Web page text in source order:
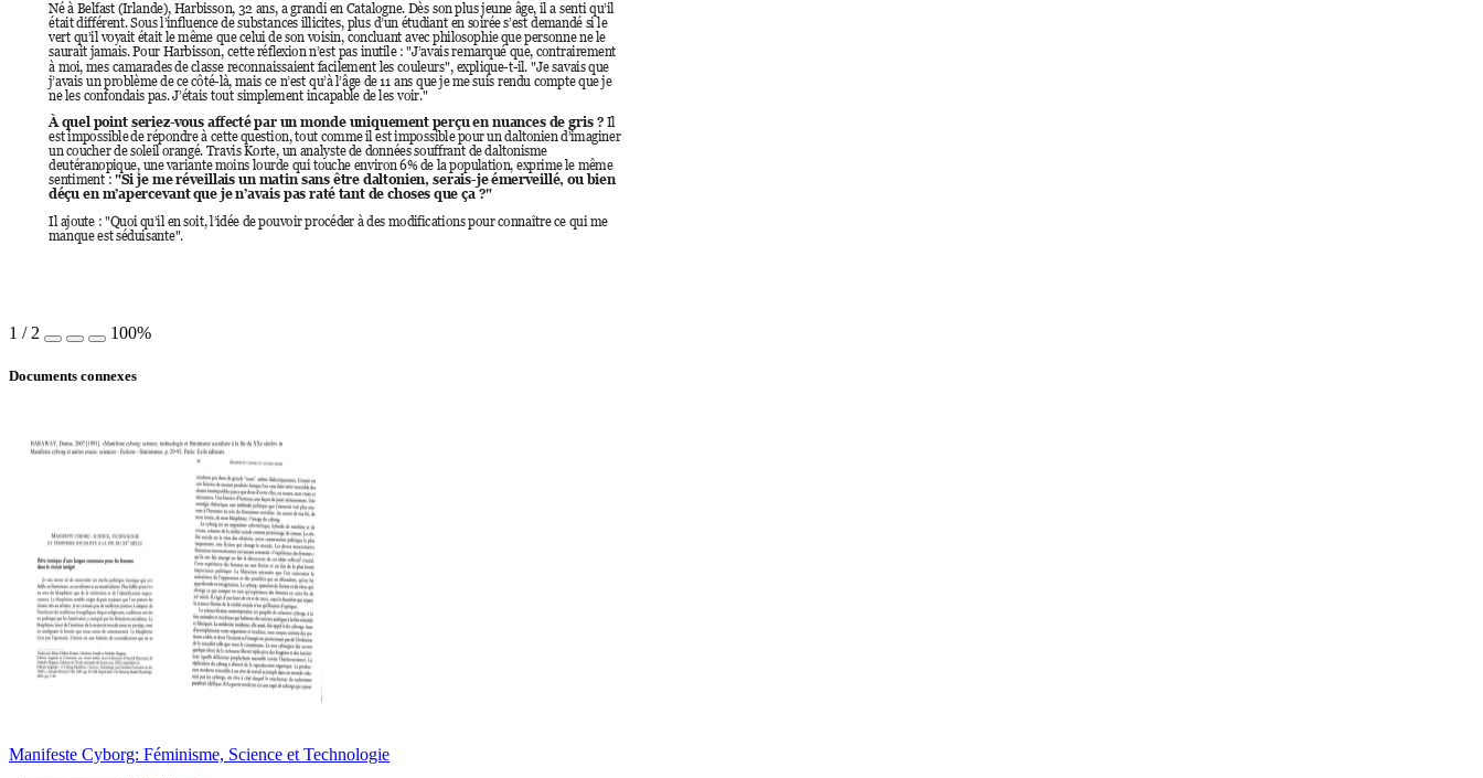
Né à Belfast (Irlande), Harbisson, 32 ans, a grandi en Catalogne. Dès son plus jeune âge, il a senti qu’il
était différent. Sous l’influence de substances illicites, plus d’un étudiant en soirée s’est demandé si le
vert qu’il voyait était le même que celui de son voisin, concluant avec philosophie que personne ne le
saurait jamais. Pour Harbisson, cette réflexion n’est pas inutile : "J’avais remarqué que, contrairement
à moi, mes camarades de classe reconnaissaient facilement les couleurs", explique-t-il. "Je savais que
j’avais un problème de ce côté-là, mais ce n’est qu’à l’âge de 11 ans que je me suis rendu compte que je
ne les confondais pas. J’étais tout simplement incapable de les voir."
À quel point seriez-vous affecté par un monde uniquement perçu en nuances de gris ? Il
est impossible de répondre à cette question, tout comme il est impossible pour un daltonien d’imaginer
un coucher de soleil orangé. Travis Korte, un analyste de données souffrant de daltonisme
deutéranopique, une variante moins lourde qui touche environ 6% de la population, exprime le même
sentiment : "Si je me réveillais un matin sans être daltonien, serais-je émerveillé, ou bien
déçu en m’apercevant que je n’avais pas raté tant de choses que ça ?"
Il ajoute : "Quoi qu’il en soit, l’idée de pouvoir procéder à des modifications pour connaître ce qui me
manque est séduisante".
1 / 2 100%
Documents connexes
Manifeste Cyborg: Féminisme, Science et Technologie